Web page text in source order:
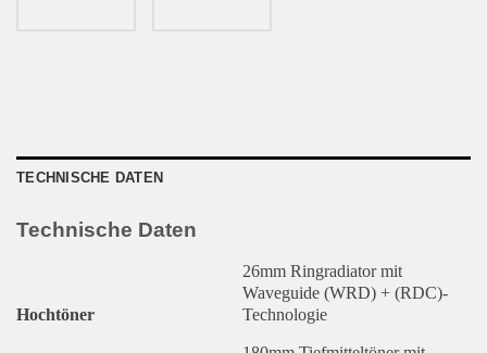
TECHNISCHE DATEN
Technische Daten
Hochtöner
26mm Ringradiator mit
Waveguide (WRD) + (RDC)-
Technologie